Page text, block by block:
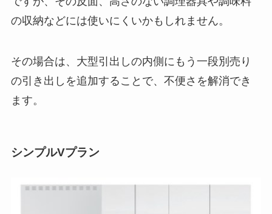
の収納などには使いにくいかもしれません。
その場合は、大型引出しの内側にもう一段別売り
の引き出しを追加することで、不便さを解消でき
ます。
シンプルVプラン